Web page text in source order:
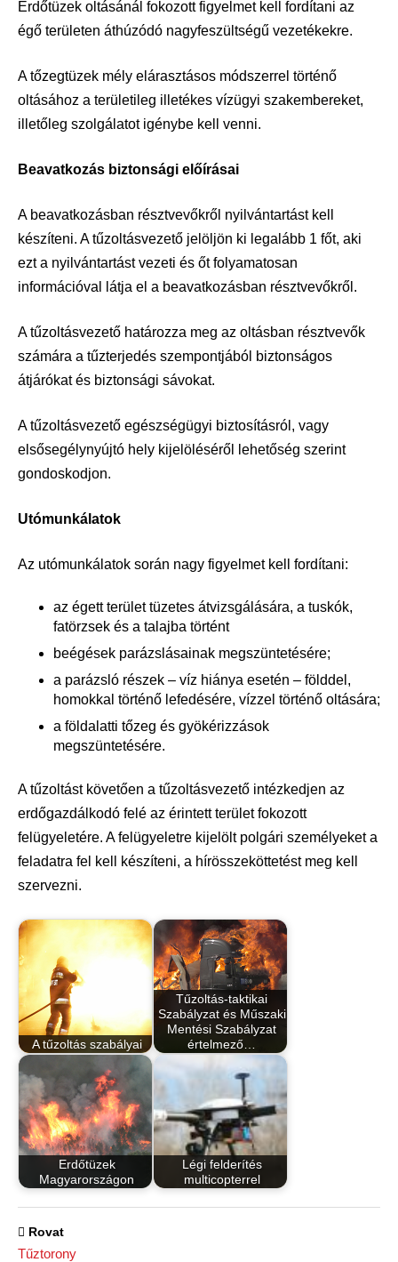
Erdőtüzek oltásánál fokozott figyelmet kell fordítani az
égő területen áthúzódó nagyfeszültségű vezetékekre.
A tőzegtüzek mély elárasztásos módszerrel történő
oltásához a területileg illetékes vízügyi szakembereket,
illetőleg szolgálatot igénybe kell venni.
Beavatkozás biztonsági előírásai
A beavatkozásban résztvevőkről nyilvántartást kell
készíteni. A tűzoltásvezető jelöljön ki legalább 1 főt, aki
ezt a nyilvántartást vezeti és őt folyamatosan
információval látja el a beavatkozásban résztvevőkről.
A tűzoltásvezető határozza meg az oltásban résztvevők
számára a tűzterjedés szempontjából biztonságos
átjárókat és biztonsági sávokat.
A tűzoltásvezető egészségügyi biztosításról, vagy
elsősegélynyújtó hely kijelöléséről lehetőség szerint
gondoskodjon.
Utómunkálatok
Az utómunkálatok során nagy figyelmet kell fordítani:
az égett terület tüzetes átvizsgálására, a tuskók,
fatörzsek és a talajba történt
beégések parázslásainak megszüntetésére;
a parázsló részek – víz hiánya esetén – földdel,
homokkal történő lefedésére, vízzel történő oltására;
a földalatti tőzeg és gyökérizzások
megszüntetésére.
A tűzoltást követően a tűzoltásvezető intézkedjen az
erdőgazdálkodó felé az érintett terület fokozott
felügyeletére. A felügyeletre kijelölt polgári személyeket a
feladatra fel kell készíteni, a hírösszeköttetést meg kell
szervezni.
A tűzoltás szabályai
Tűzoltás-taktikai
Szabályzat és Műszaki
Mentési Szabályzat
értelmező…
Erdőtüzek
Magyarországon
Légi felderítés
multicopterrel
Rovat
Tűztorony